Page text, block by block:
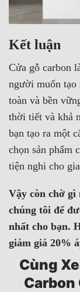
Kết luận
Cửa gỗ carbon
người muốn tạo
toàn và bền
thời tiết và khả
bạn tạo ra một
chọn sản phẩm
tiện nghi cho
Vậy còn chờ gì
chúng tôi để
nhất cho bạn.
giảm giá 20%
Cùng
Carbon